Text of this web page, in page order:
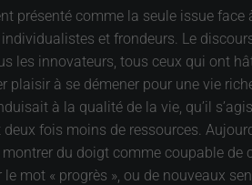
présenté comme la seule issue
et frondeurs. Le
les innovateurs, tous ceux qui ont
à se démener pour une vie
à la qualité de la vie, qu’il
fois moins de ressources.
du doigt comme coupable de
mot « progrès », ou de nouveaux